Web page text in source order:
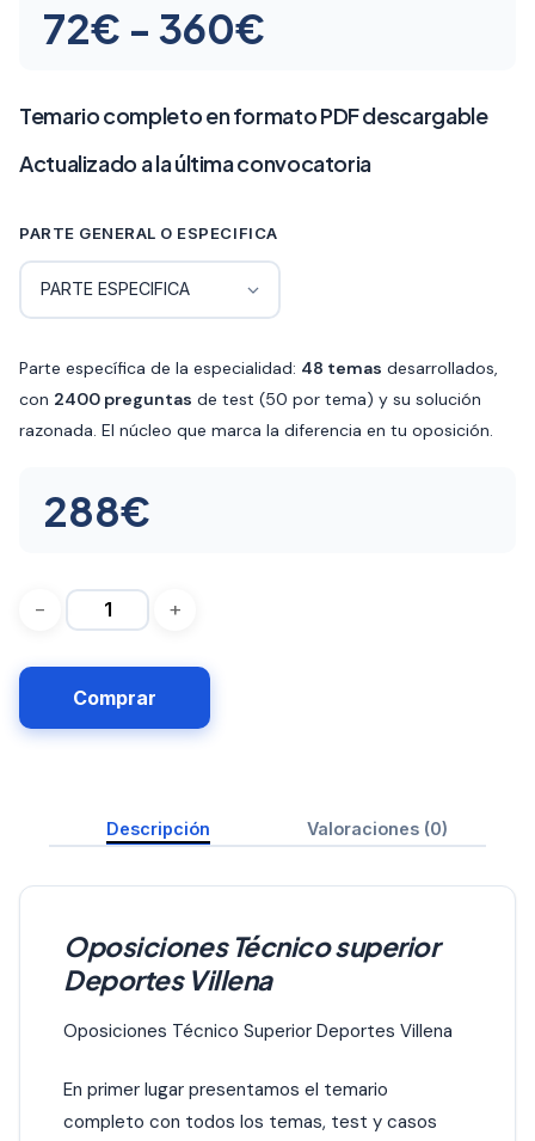
72€ - 360€
precios:
desde
72€
hasta
360€
Temario completo en formato PDF descargable
Actualizado a la última convocatoria
PARTE GENERAL O ESPECIFICA
Parte específica de la especialidad: 48 temas desarrollados,
con 2400 preguntas de test (50 por tema) y su solución
razonada. El núcleo que marca la diferencia en tu oposición.
288€
Comprar
Descripción Valoraciones (0)
Oposiciones Técnico superior
Deportes Villena
Oposiciones Técnico Superior Deportes Villena
En primer lugar presentamos el temario
completo con todos los temas, test y casos